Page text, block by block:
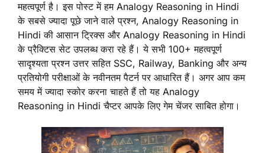
महत्वपूर्ण है। इस पोस्ट में हम Analogy Reasoning in Hindi
के सबसे ज्यादा पूछे जाने वाले प्रश्न, Analogy Reasoning in
Hindi की आसान ट्रिक्स और Analogy Reasoning in Hindi
के प्रैक्टिस सेट उपलब्ध करा रहे हैं। ये सभी 100+ महत्वपूर्ण
सादृश्यता प्रश्न उत्तर सहित SSC, Railway, Banking और अन्य
प्रतियोगी परीक्षाओं के नवीनतम पैटर्न पर आधारित हैं। अगर आप कम
समय में ज्यादा स्कोर करना चाहते हैं तो यह Analogy
Reasoning in Hindi चैप्टर आपके लिए गेम चेंजर साबित होगा।